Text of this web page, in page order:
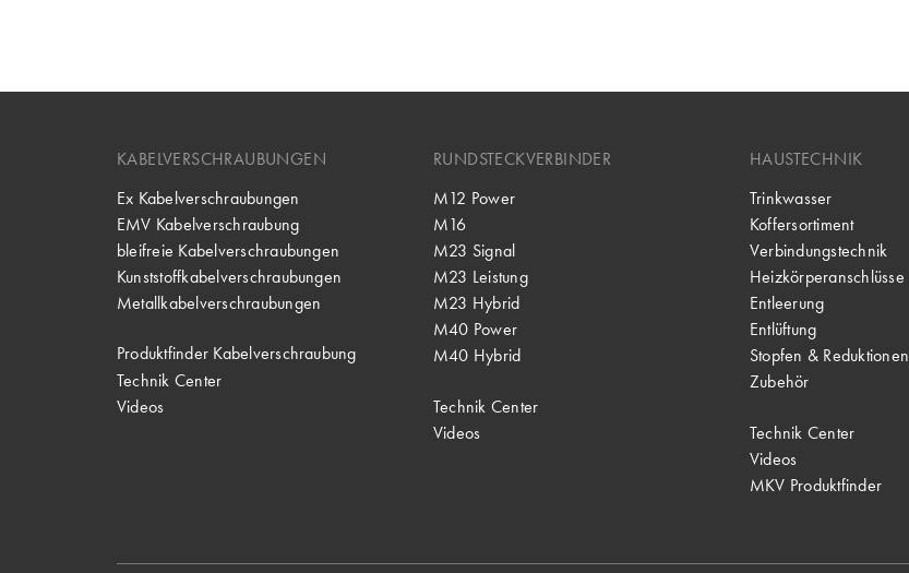
KABELVERSCHRAUBUNGEN
Ex Kabelverschraubungen
EMV Kabelverschraubung
bleifreie Kabelverschraubungen
Kunststoffkabelverschraubungen
Metallkabelverschraubungen
Produktfinder Kabelverschraubung
Technik Center
Videos
RUNDSTECKVERBINDER
M12 Power
M16
M23 Signal
M23 Leistung
M23 Hybrid
M40 Power
M40 Hybrid
Technik Center
Videos
HAUSTECHNIK
Trinkwasser
Koffersortiment
Verbindungstechnik
Heizkörperanschlüsse
Entleerung
Entlüftung
Stopfen & Reduktionen
Zubehör
Technik Center
Videos
MKV Produktfinder